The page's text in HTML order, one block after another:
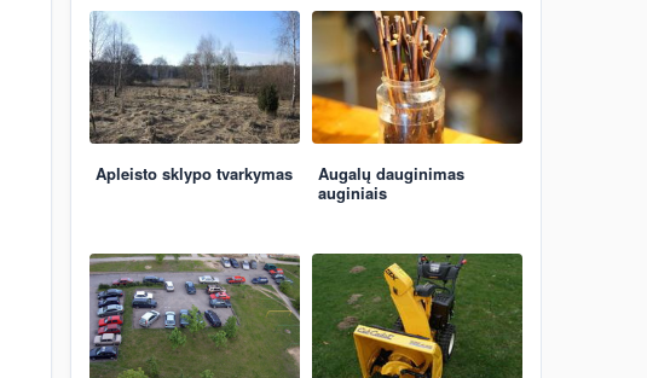
Apleisto sklypo tvarkymas
Augalų dauginimas
auginiais